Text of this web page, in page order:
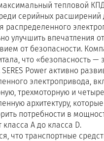
тепловой КПД
серийных расширений
распределенного
улучшить впечатления
от безопасности.
что «безопасность —
Power активно
электропривода,
трехмоторную и
архитектуру,
потребности в
класса А до класса D.
что транспортные